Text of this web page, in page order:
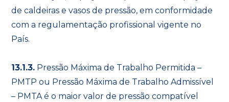
de caldeiras e vasos de pressão, em conformidade
com a regulamentação profissional vigente no
País.
13.1.3. Pressão Máxima de Trabalho Permitida –
PMTP ou Pressão Máxima de Trabalho Admissível
– PMTA é o maior valor de pressão compatível